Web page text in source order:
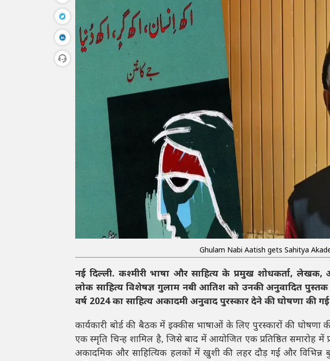
Ghulam Nabi Aatish gets Sahitya
नई दिल्ली. कश्मीरी भाषा और साहित्य के प्रमुख शोधकर्ता,
लोक साहित्य विशेषज्ञ गुलाम नबी आतिश को उनकी अनुवादित
वर्ष 2024 का साहित्य अकादमी अनुवाद पुरस्कार देने की घोषणा की
कार्यकारी बोर्ड की बैठक में इक्कीस भाषाओं के लिए पुरस्कारों की
एक स्मृति चिन्ह शामिल है, जिसे बाद में आयोजित एक प्रतिष्ठित समारोह में
अकादमिक और साहित्यिक हलकों में खुशी की लहर दौड़ गई और विभिन्न